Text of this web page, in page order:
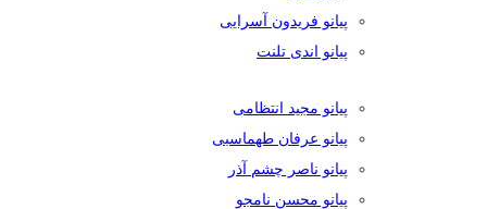
پیانو فریدون آسرایی
پیانو اندی تلنت
پیانو مجید انتظامی
پیانو عرفان طهماسبی
پیانو ناصر چشم آذر
پیانو محسن نامجو